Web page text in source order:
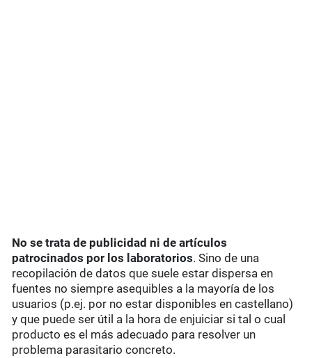
No se trata de publicidad ni de artículos
patrocinados por los laboratorios. Sino de una
recopilación de datos que suele estar dispersa en
fuentes no siempre asequibles a la mayoría de los
usuarios (p.ej. por no estar disponibles en castellano)
y que puede ser útil a la hora de enjuiciar si tal o cual
producto es el más adecuado para resolver un
problema parasitario concreto.